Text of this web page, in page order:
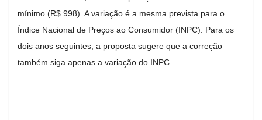
mínimo (R$ 998). A variação é a mesma prevista para o
Índice Nacional de Preços ao Consumidor (INPC). Para os
dois anos seguintes, a proposta sugere que a correção
também siga apenas a variação do INPC.